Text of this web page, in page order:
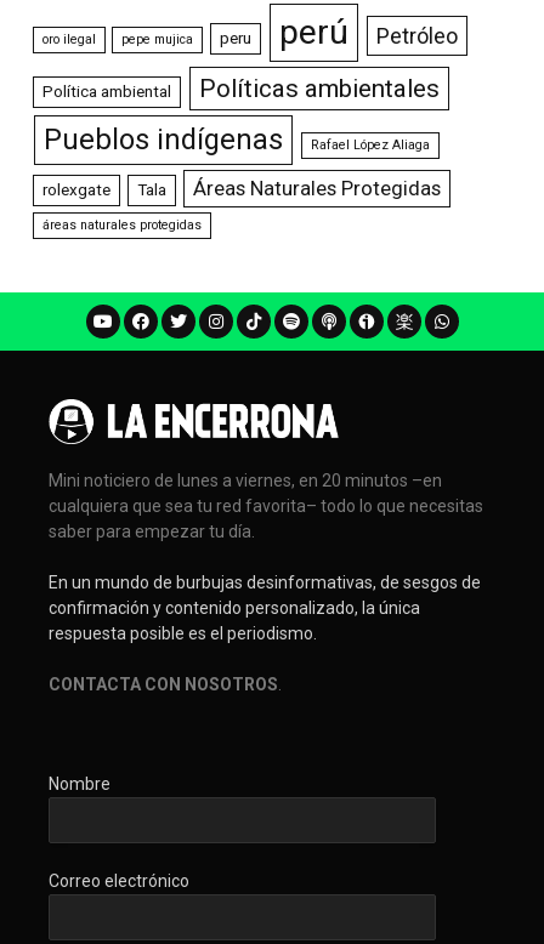
oro ilegal pepe mujica peru perú Petróleo
Política ambiental Políticas ambientales
Pueblos indígenas Rafael López Aliaga
rolexgate Tala Áreas Naturales Protegidas
áreas naturales protegidas
Mini noticiero de lunes a viernes, en 20 minutos –en
cualquiera que sea tu red favorita– todo lo que necesitas
saber para empezar tu día.
En un mundo de burbujas desinformativas, de sesgos de
confirmación y contenido personalizado, la única
respuesta posible es el periodismo.
CONTACTA CON NOSOTROS
Nombre
Correo electrónico